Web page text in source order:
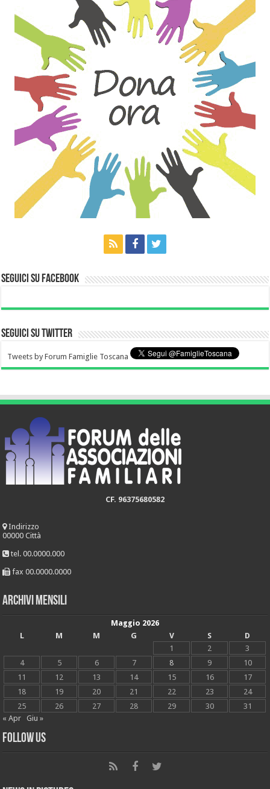
Seguici su Facebook
Seguici su Twitter
Tweets by Forum Famiglie Toscana
CF. 96375680582
Indirizzo
00000 Città
tel. 00.0000.000
fax 00.0000.0000
Archivi mensili
Maggio 2026
L
M M G V S
D
1
2
3
4
5 6 7 8 9
10
11
12 13 14 15 16
17
18
19 20 21 22 23
24
25
26 27 28 29 30
31
« Apr
Giu »
Follow Us